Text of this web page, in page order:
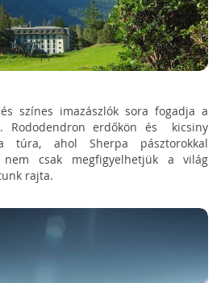
színes imazászlók sora fogadja a
Rododendron erdőkön és kicsiny
túra, ahol Sherpa pásztorokkal
nem csak megfigyelhetjük a világ
rajta.